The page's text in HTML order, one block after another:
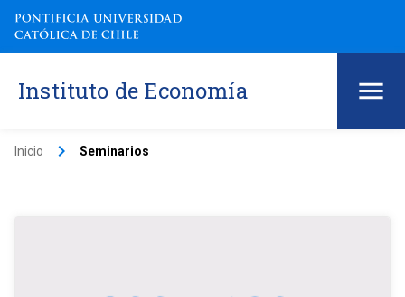
Instituto de Economía
Inicio keyboard_arrow_right Seminarios